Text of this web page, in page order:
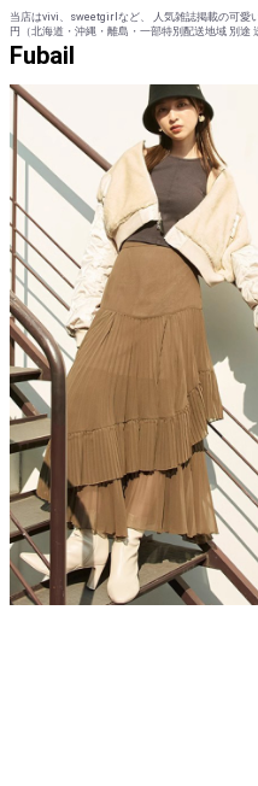
当店はvivi、sweetgirlなど、 人気雑誌掲載の可愛
円（北海道・沖縄・離島・一部特別配送地域 別途
Fubail